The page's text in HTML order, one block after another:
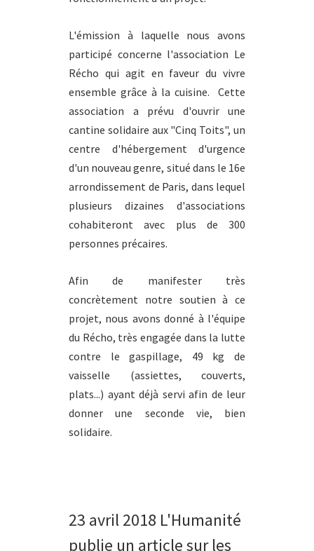
L'émission à laquelle nous avons
participé concerne l'association Le
Récho qui agit en faveur du vivre
ensemble grâce à la cuisine. Cette
association a prévu d'ouvrir une
cantine solidaire aux "Cinq Toits", un
centre d'hébergement d'urgence
d'un nouveau genre, situé dans le 16e
arrondissement de Paris, dans lequel
plusieurs dizaines d'associations
cohabiteront avec plus de 300
personnes précaires.
Afin de manifester très
concrètement notre soutien à ce
projet, nous avons donné à l'équipe
du Récho, très engagée dans la lutte
contre le gaspillage, 49 kg de
vaisselle (assiettes, couverts,
plats...) ayant déjà servi afin de leur
donner une seconde vie, bien
solidaire.
23 avril 2018 L'Humanité
publie un article sur les